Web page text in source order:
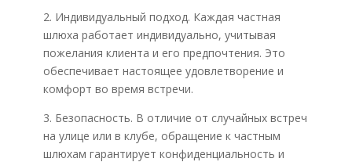
2. Индивидуальный подход. Каждая частная
шлюха работает индивидуально, учитывая
пожелания клиента и его предпочтения. Это
обеспечивает настоящее удовлетворение и
комфорт во время встречи.
3. Безопасность. В отличие от случайных встреч
на улице или в клубе, обращение к частным
шлюхам гарантирует конфиденциальность и